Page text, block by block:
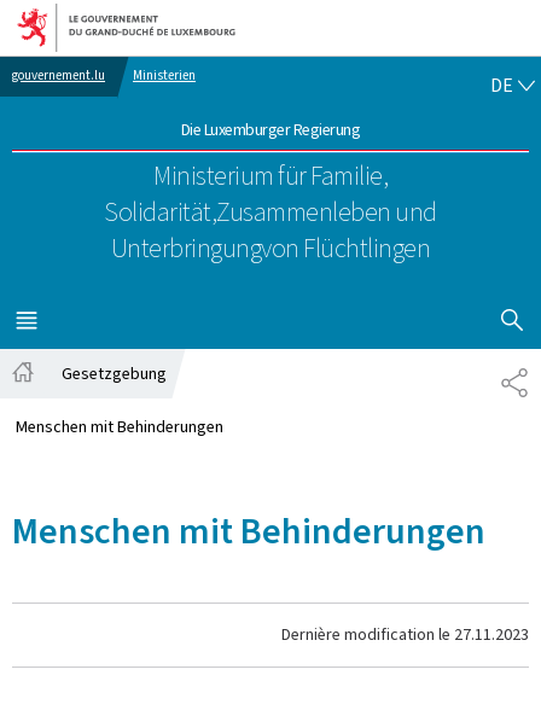
Zur Hauptnavigation
Zum Inhalt
gouvernement.lu Ministerien
Die Luxemburger Regierung
Ministerium für Familie,
Solidarität,Zusammenleben und
Unterbringungvon Flüchtlingen
DE
MENÜ
HAUPT-
Gesetzgebung
Menschen mit Behinderungen
Menschen mit Behinderungen
Dernière modification le 27.11.2023